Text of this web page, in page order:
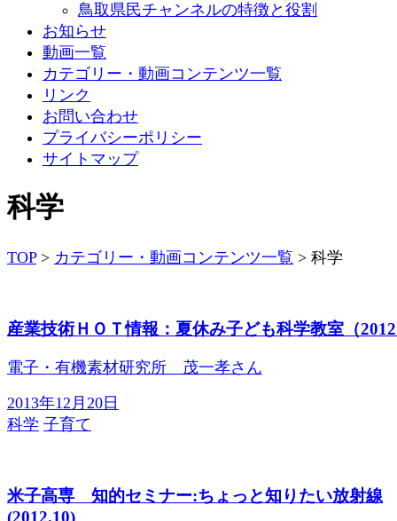
鳥取県民チャンネルの特徴と役割
お知らせ
動画一覧
カテゴリー・動画コンテンツ一覧
リンク
お問い合わせ
プライバシーポリシー
サイトマップ
科学
TOP> カテゴリー・動画コンテンツ一覧 > 科学
産業技術ＨＯＴ情報：夏休み子ども科学教室（
電子・有機素材研究所 茂一孝さん
2013年12月20日
科学 子育て
米子高専 知的セミナー:ちょっと知りたい放射線
(2012.10)